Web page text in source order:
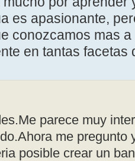
es apasionante,
conozcamos mas
en tantas facetas
parece muy
me pregunto
posible crear un